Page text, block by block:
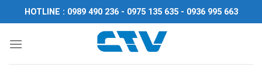
Chuyển
đến
dung
HOTLINE : 0989 490 236 - 0975 135 635 - 0936 995 663